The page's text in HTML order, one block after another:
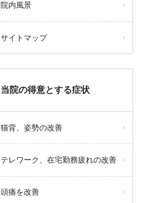
院内風景
サイトマップ
当院の得意とする症状
猫背、姿勢の改善
テレワーク、在宅勤務疲れの改善
頭痛を改善